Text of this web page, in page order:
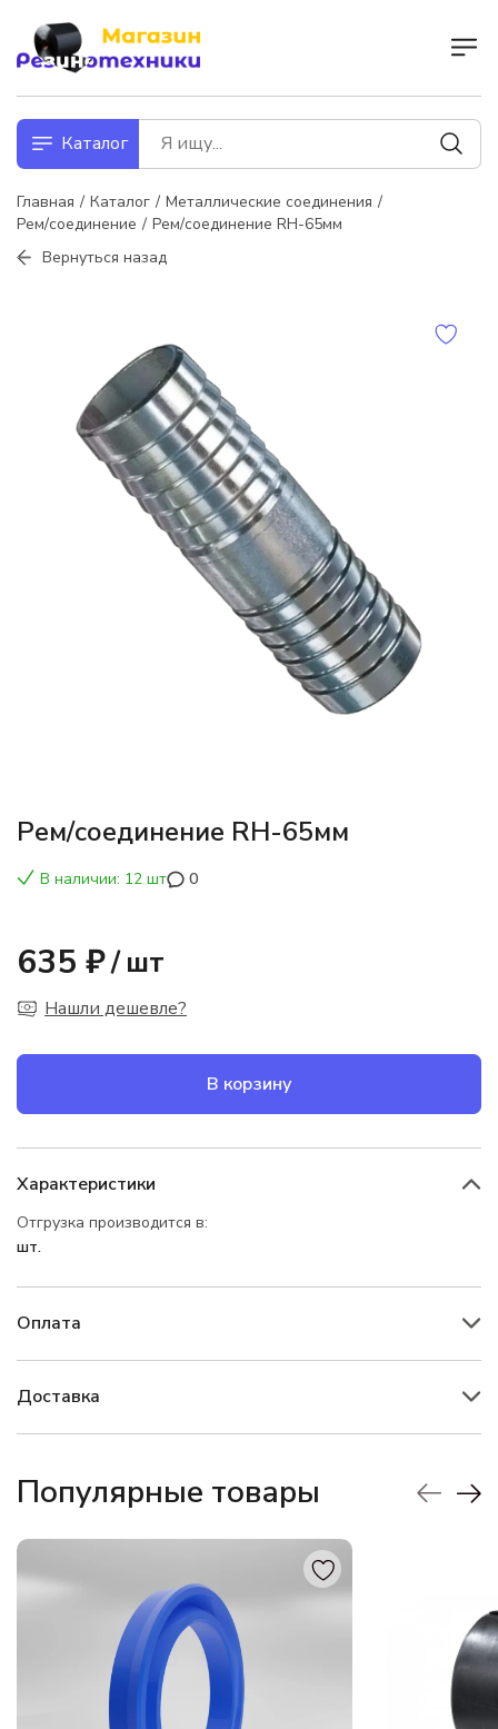
Каталог
Главная Каталог
Металлические соединения
Рем/соединение
Рем/соединение RH-65мм
Вернуться назад
Рем/соединение RH-65мм
В наличии: 12 шт 0
635 ₽/ шт
Нашли дешевле?
В корзину
Характеристики
Отгрузка производится в:
шт.
Оплата
Доставка
Популярные товары